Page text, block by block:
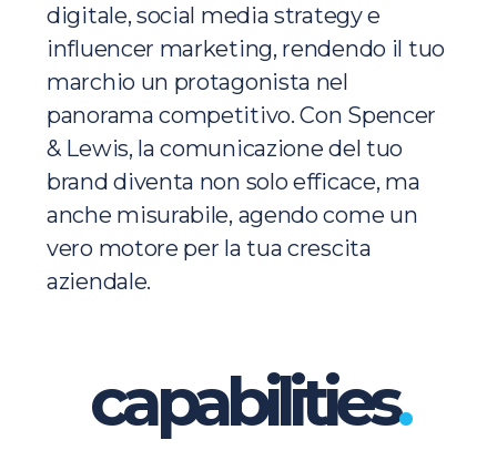
digitale, social media strategy e
influencer marketing, rendendo il tuo
marchio un protagonista nel
panorama competitivo. Con Spencer
& Lewis, la comunicazione del tuo
brand diventa non solo efficace, ma
anche misurabile, agendo come un
vero motore per la tua crescita
aziendale.
capabilities.